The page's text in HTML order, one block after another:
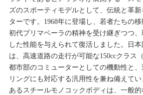
ズのスポーティモデルとして、伝統と革
ターです。1968年に登場し、若者たちの
初代プリマベーラの精神を受け継ぎつつ
した性能を与えられて復活しました。日
は、高速道路の走行が可能な150ccクラス
都市部のコミューターとしての機動性と
リングにも対応する汎用性を兼ね備えて
あるスチールモノコックボディは、一般